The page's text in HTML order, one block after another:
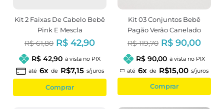
Kit 2 Faixas De Cabelo Bebê
Pink E Mescla
R$ 61,80 R$ 42,90
R$ 42,90 à vista no PIX
até 6x de R$7,15 s/juros
Comprar
Kit 03 Conjuntos Bebê
Pagão Verão Canelado
Neutro
R$ 119,70 R$ 90,00
R$ 90,00 à vista no PIX
até 6x de R$15,00 s/juros
Comprar